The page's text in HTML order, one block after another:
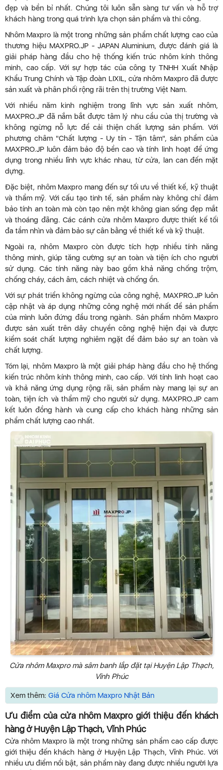
đẹp và bền bỉ nhất. Chúng tôi luôn sẵn sàng tư vấn và hỗ trợ
khách hàng trong quá trình lựa chọn sản phẩm và thi công.
Nhôm Maxpro là một trong những sản phẩm chất lượng cao của
thương hiệu MAXPRO.JP - JAPAN Aluminium, được đánh giá là
giải pháp hàng đầu cho hệ thống kiến trúc nhôm kính thông
minh, cao cấp. Với sự hợp tác của công ty TNHH Xuất Nhập
Khẩu Trung Chính và Tập đoàn LIXIL, cửa nhôm Maxpro đã được
sản xuất và phân phối rộng rãi trên thị trường Việt Nam.
Với nhiều năm kinh nghiệm trong lĩnh vực sản xuất nhôm,
MAXPRO.JP đã nắm bắt được tâm lý nhu cầu của thị trường và
không ngừng nỗ lực để cải thiện chất lượng sản phẩm. Với
phương châm "Chất lượng - Uy tín - Tận tâm", sản phẩm của
MAXPRO.JP luôn đảm bảo độ bền cao và tính linh hoạt để ứng
dụng trong nhiều lĩnh vực khác nhau, từ cửa, lan can đến mặt
dựng.
Đặc biệt, nhôm Maxpro mang đến sự tối ưu về thiết kế, kỹ thuật
và thẩm mỹ. Với cấu tạo tinh tế, sản phẩm này không chỉ đảm
bảo tính an toàn mà còn tạo nên một không gian sống đẹp mắt
và thoáng đãng. Các cánh cửa nhôm Maxpro được thiết kế tối
đa tầm nhìn và đảm bảo sự cân bằng về thiết kế và kỹ thuật.
Ngoài ra, nhôm Maxpro còn được tích hợp nhiều tính năng
thông minh, giúp tăng cường sự an toàn và tiện ích cho người
sử dụng. Các tính năng này bao gồm khả năng chống trộm,
chống cháy, cách âm, cách nhiệt và chống ồn.
Với sự phát triển không ngừng của công nghệ, MAXPRO.JP luôn
cập nhật và áp dụng những công nghệ mới nhất để sản phẩm
của mình luôn đứng đầu trong ngành. Sản phẩm nhôm Maxpro
được sản xuất trên dây chuyền công nghệ hiện đại và được
kiểm soát chất lượng nghiêm ngặt để đảm bảo sự an toàn và
chất lượng.
Tóm lại, nhôm Maxpro là một giải pháp hàng đầu cho hệ thống
kiến trúc nhôm kính thông minh, cao cấp. Với tính linh hoạt cao
và khả năng ứng dụng rộng rãi, sản phẩm này mang lại sự an
toàn, tiện ích và thẩm mỹ cho người sử dụng. MAXPRO.JP cam
kết luôn đồng hành và cung cấp cho khách hàng những sản
phẩm chất lượng cao nhất.
Cửa nhôm Maxpro mà sâm banh lắp đặt tại Huyện Lập Thạch,
Vĩnh Phúc
Xem thêm: Giá Cửa nhôm Maxpro Nhật Bản
Ưu điểm của cửa nhôm Maxpro giới thiệu đến khách
hàng ở Huyện Lập Thạch, Vĩnh Phúc
Cửa nhôm Maxpro là một trong những sản phẩm cao cấp được
giới thiệu đến khách hàng ở Huyện Lập Thạch, Vĩnh Phúc. Với
nhiều ưu điểm nổi bật, sản phẩm này đang được nhiều người lựa